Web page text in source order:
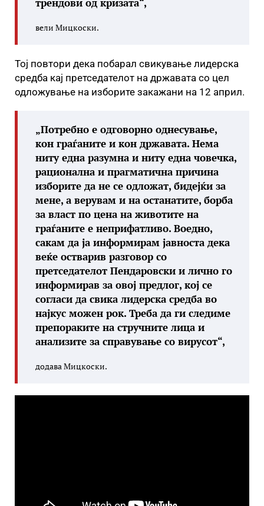
вели Мицкоски.
Тој повтори дека побарал свикување лидерска
средба кај претседателот на државата со цел
одложување на изборите закажани на 12 април.
„Потребно е одговорно однесување,
кон граѓаните и кон државата. Нема
ниту една разумна и ниту една човечка,
рационална и прагматична причина
изборите да не се одложат, бидејќи за
мене, а верувам и на останатите, борба
за власт по цена на животите на
граѓаните е неприфатливо. Воедно,
сакам да ја информирам јавноста дека
веќе остварив разговор со
претседателот Пендаровски и лично го
информирав за овој предлог, кој се
согласи да свика лидерска средба во
најкус можен рок. Треба да ги следиме
препораките на стручните лица и
анализите за справување со вирусот“,
додава Мицкоски.